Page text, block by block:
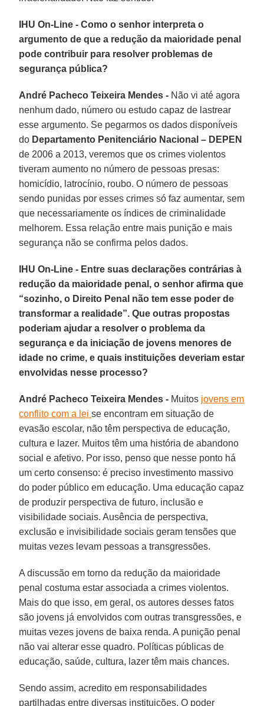
IHU On-Line - Como o senhor interpreta o
argumento de que a redução da maioridade penal
pode contribuir para resolver problemas de
segurança pública?
André Pacheco Teixeira Mendes - Não vi até agora
nenhum dado, número ou estudo capaz de lastrear
esse argumento. Se pegarmos os dados disponíveis
do Departamento Penitenciário Nacional – DEPEN
de 2006 a 2013, veremos que os crimes violentos
tiveram aumento no número de pessoas presas:
homicídio, latrocínio, roubo. O número de pessoas
sendo punidas por esses crimes só faz aumentar, sem
que necessariamente os índices de criminalidade
melhorem. Essa relação entre mais punição e mais
segurança não se confirma pelos dados.
IHU On-Line - Entre suas declarações contrárias à
redução da maioridade penal, o senhor afirma que
“sozinho, o Direito Penal não tem esse poder de
transformar a realidade”. Que outras propostas
poderiam ajudar a resolver o problema da
segurança e da iniciação de jovens menores de
idade no crime, e quais instituições deveriam estar
envolvidas nesse processo?
André Pacheco Teixeira Mendes - Muitos jovens em
conflito com a leise encontram em situação de
evasão escolar, não têm perspectiva de educação,
cultura e lazer. Muitos têm uma história de abandono
social e afetivo. Por isso, penso que nesse ponto há
um certo consenso: é preciso investimento massivo
do poder público em educação. Uma educação capaz
de produzir perspectiva de futuro, inclusão e
visibilidade sociais. Ausência de perspectiva,
exclusão e invisibilidade sociais geram tensões que
muitas vezes levam pessoas a transgressões.
A discussão em torno da redução da maioridade
penal costuma estar associada a crimes violentos.
Mais do que isso, em geral, os autores desses fatos
são jovens já envolvidos com outras transgressões, e
muitas vezes jovens de baixa renda. A punição penal
não vai alterar esse quadro. Políticas públicas de
educação, saúde, cultura, lazer têm mais chances.
Sendo assim, acredito em responsabilidades
partilhadas entre diversas instituições. O poder